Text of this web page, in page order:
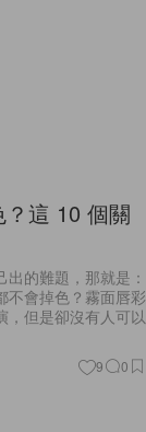
這 10 個關
的難題，那就是：
不會掉色？霧面唇彩
，但是卻沒有人可以
9 0